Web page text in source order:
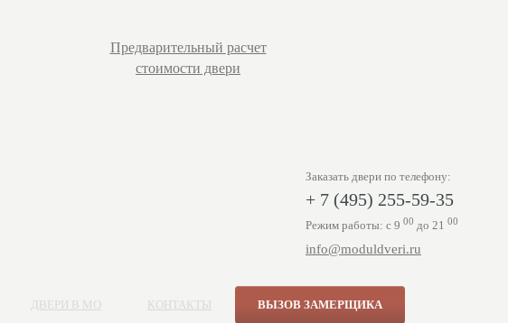
Предварительный расчет
стоимости двери
Заказать двери по телефону:
+ 7 (495) 255-59-35
Режим работы: с 9 00 до 21 00
info@moduldveri.ru
ДВЕРИ В МО КОНТАКТЫ ВЫЗОВ ЗАМЕРЩИКА